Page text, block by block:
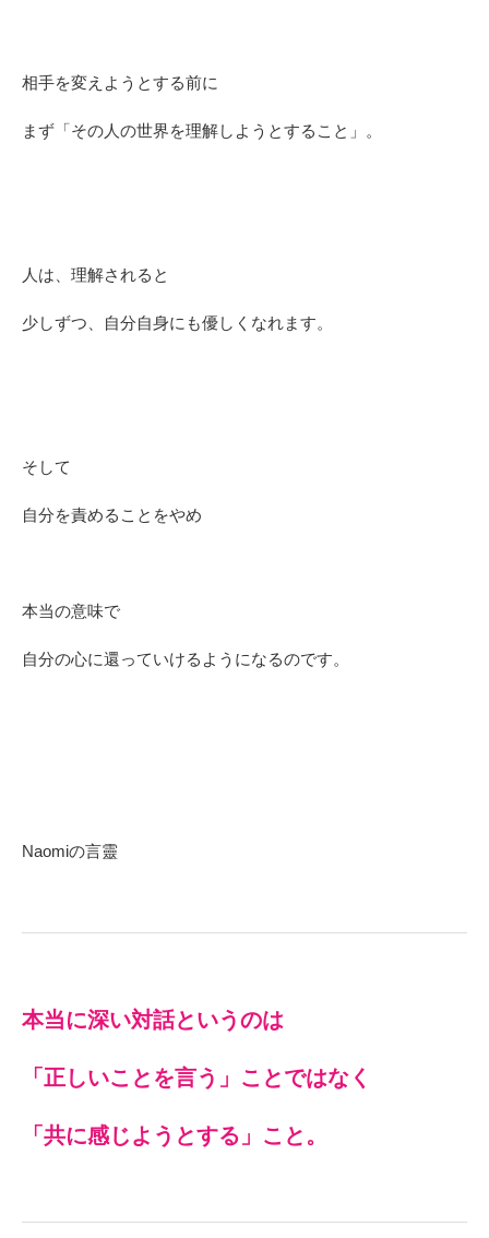
相手を変えようとする前に
まず「その人の世界を理解しようとすること」。
人は、理解されると
少しずつ、自分自身にも優しくなれます。
そして
自分を責めることをやめ
本当の意味で
自分の心に還っていけるようになるのです。
Naomiの言靈
本当に深い対話というのは
「正しいことを言う」ことではなく
「共に感じようとする」こと。